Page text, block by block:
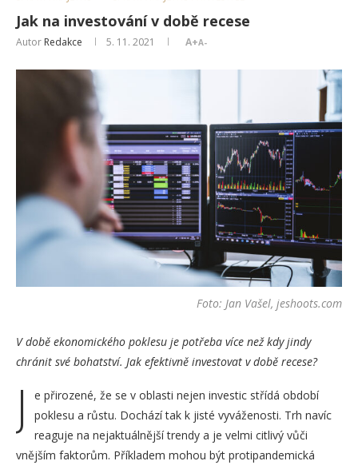
Jak na investování v době recese
Autor Redakce 5. 11. 2021 A+A-
Foto: Jan Vašel, jeshoots.com
V době ekonomického poklesu je potřeba více než kdy jindy
chránit své bohatství. Jak efektivně investovat v době recese?
J
e přirozené, že se v oblasti nejen investic střídá období
poklesu a růstu. Dochází tak k jisté vyváženosti. Trh navíc
reaguje na nejaktuálnější trendy a je velmi citlivý vůči
vnějším faktorům. Příkladem mohou být protipandemická